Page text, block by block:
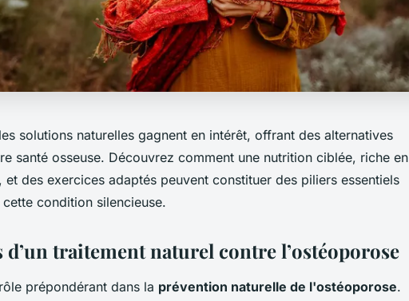
solutions naturelles gagnent en intérêt, offrant des alternatives
santé osseuse. Découvrez comment une nutrition ciblée, riche en
et des exercices adaptés peuvent constituer des piliers essentiels
condition silencieuse.
d’un traitement naturel contre l’ostéoporose
prépondérant dans la prévention naturelle de l'ostéoporose.